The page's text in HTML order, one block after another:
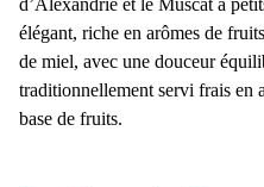
d’Alexandrie et le Muscat à
élégant, riche en arômes de
de miel, avec une douceur
traditionnellement servi frais en
base de fruits.